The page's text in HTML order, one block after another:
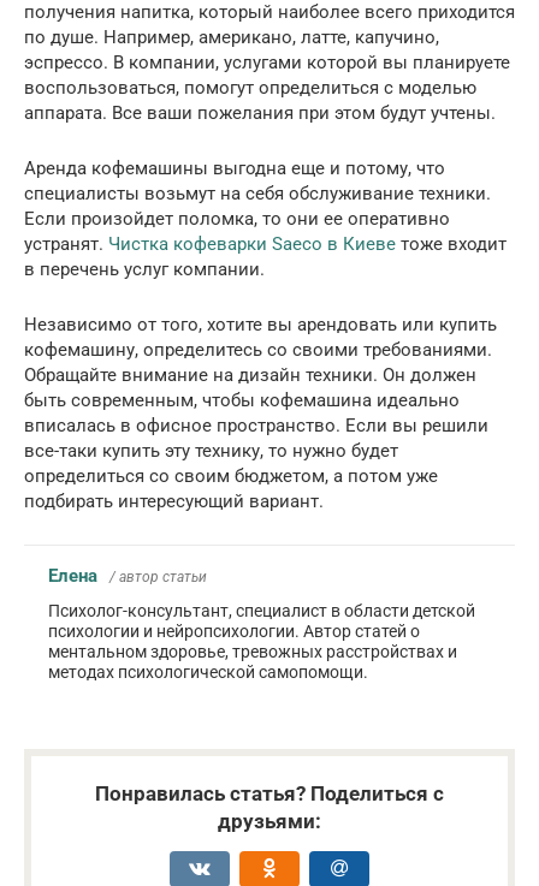
получения напитка, который наиболее всего приходится
по душе. Например, американо, латте, капучино,
эспрессо. В компании, услугами которой вы планируете
воспользоваться, помогут определиться с моделью
аппарата. Все ваши пожелания при этом будут учтены.
Аренда кофемашины выгодна еще и потому, что
специалисты возьмут на себя обслуживание техники.
Если произойдет поломка, то они ее оперативно
устранят. Чистка кофеварки Saeco в Киеве тоже входит
в перечень услуг компании.
Независимо от того, хотите вы арендовать или купить
кофемашину, определитесь со своими требованиями.
Обращайте внимание на дизайн техники. Он должен
быть современным, чтобы кофемашина идеально
вписалась в офисное пространство. Если вы решили
все-таки купить эту технику, то нужно будет
определиться со своим бюджетом, а потом уже
подбирать интересующий вариант.
Елена / автор статьи
Психолог-консультант, специалист в области детской
психологии и нейропсихологии. Автор статей о
ментальном здоровье, тревожных расстройствах и
методах психологической самопомощи.
Понравилась статья? Поделиться с
друзьями: